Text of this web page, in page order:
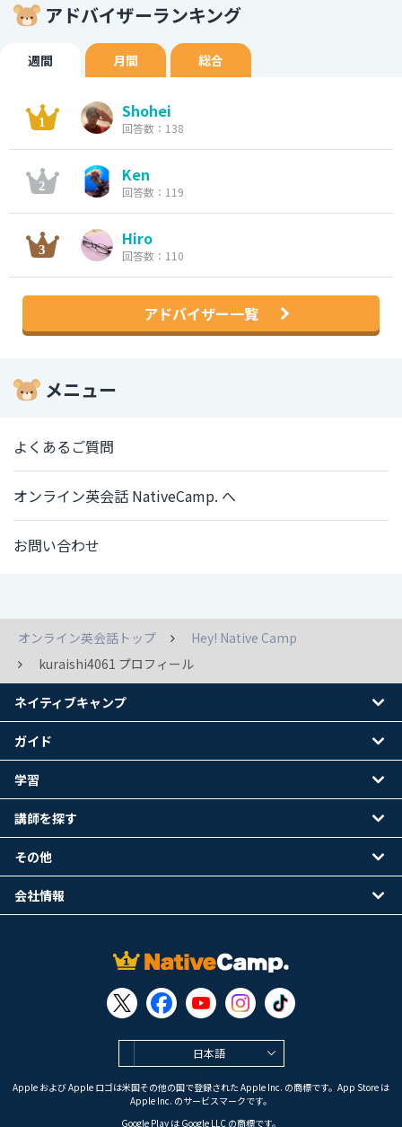
アドバイザーランキング
週間 月間 総合
Shohei
回答数：138
Ken
回答数：119
Hiro
回答数：110
アドバイザー一覧
メニュー
よくあるご質問
オンライン英会話 NativeCamp. へ
お問い合わせ
オンライン英会話トップ
Hey! Native Camp
kuraishi4061 プロフィール
日本語
Apple および Apple ロゴは米国その他の国で登録された Apple Inc. の商標です。App Store は
Apple Inc. のサービスマークです。
Google Play は Google LLC の商標です。
ネイティブキャンプ
ガイド
学習
講師を探す
その他
会社情報